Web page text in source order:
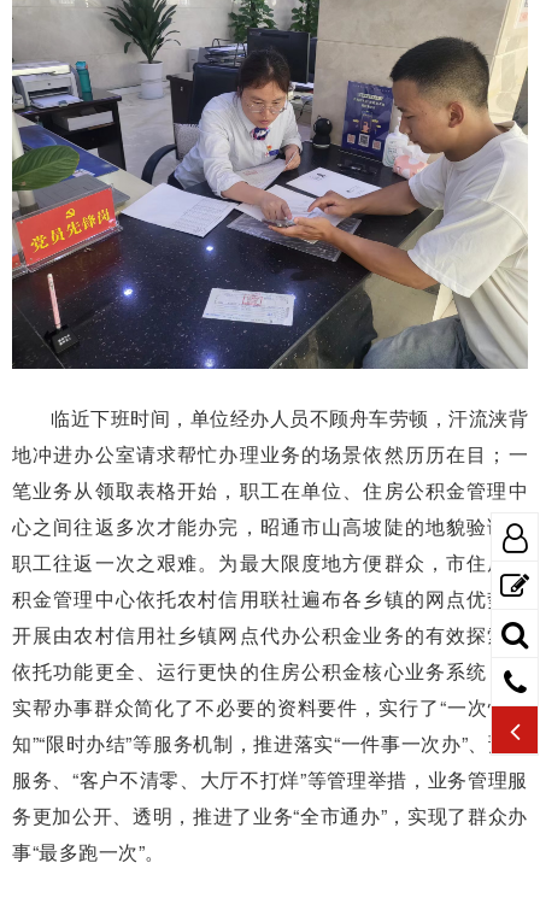
临近下班时间，单位经办人员不顾舟车劳顿，汗流浃背
地冲进办公室请求帮忙办理业务的场景依然历历在目；一
笔业务从领取表格开始，职工在单位、住房公积金管理中
心之间往返多次才能办完，昭通市山高坡陡的地貌验证了
职工往返一次之艰难。为最大限度地方便群众，市住房公
积金管理中心依托农村信用联社遍布各乡镇的网点优势，
开展由农村信用社乡镇网点代办公积金业务的有效探索。
依托功能更全、运行更快的住房公积金核心业务系统，切
实帮办事群众简化了不必要的资料要件，实行了“一次性告
知”“限时办结”等服务机制，推进落实“一件事一次办”、预约
服务、“客户不清零、大厅不打烊”等管理举措，业务管理服
务更加公开、透明，推进了业务“全市通办”，实现了群众办
事“最多跑一次”。